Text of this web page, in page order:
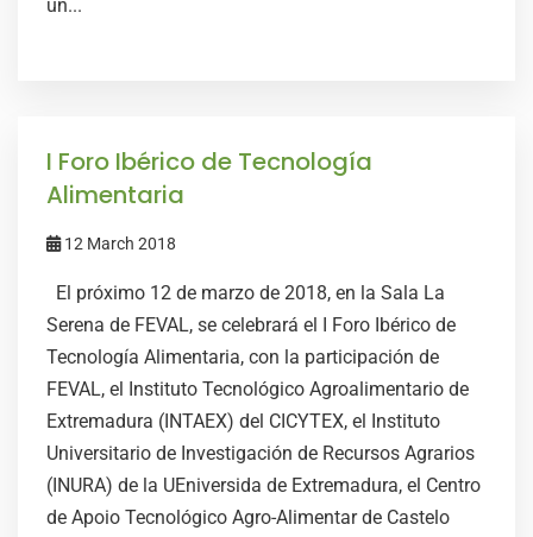
un...
I Foro Ibérico de Tecnología
Alimentaria
12 March 2018
El próximo 12 de marzo de 2018, en la Sala La
Serena de FEVAL, se celebrará el I Foro Ibérico de
Tecnología Alimentaria, con la participación de
FEVAL, el Instituto Tecnológico Agroalimentario de
Extremadura (INTAEX) del CICYTEX, el Instituto
Universitario de Investigación de Recursos Agrarios
(INURA) de la UEniversida de Extremadura, el Centro
de Apoio Tecnológico Agro-Alimentar de Castelo